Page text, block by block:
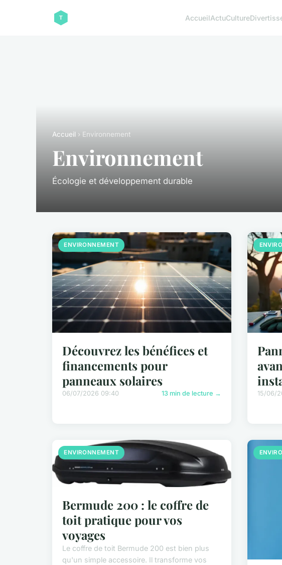
AccueilActuCulture
Accueil › Environnement
Environnement
Écologie et développement durable
ENVIRONNEMENT
Découvrez les bénéfices et
financements pour
panneaux solaires
06/07/2026 09:40 13 min de lecture → 15/06/
ENVIRONNEMENT
Bermude 200 : le coffre de
toit pratique pour vos
voyages
Le coffre de toit Bermude 200 est bien plus
qu'un simple accessoire. Il transforme vos